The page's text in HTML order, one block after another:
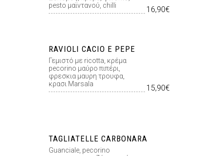
pesto μαϊντανού, chilli
16,90€
RAVIOLI CACIO E PEPE
Γεμιστό με ricotta, κρέμα
pecorino μαύρο πιπέρι,
φρεσκια μαυρη τρουφα,
κρασι Marsala
15,90€
TAGLIATELLE CARBONARA
Guanciale, pecorino